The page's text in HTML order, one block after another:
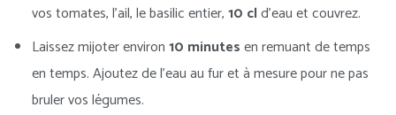
vos tomates, l’ail, le basilic entier,10 cld’eau et couvrez.
Laissez mijoter environ10 minutesen remuant de temps
en temps. Ajoutez de l’eau au fur et à mesure pour ne pas
bruler vos légumes.